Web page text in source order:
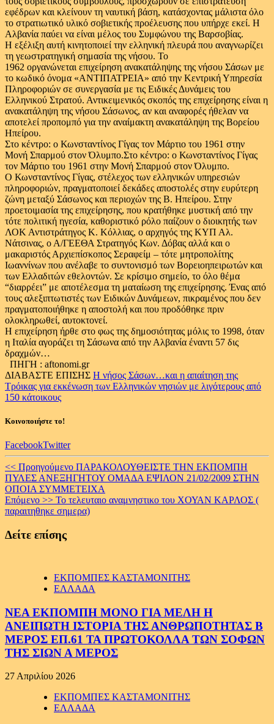
εφέδρων και κλείνουν τη ναυτική βάση, κατάσχοντας μάλιστα όλο
το στρατιωτικό υλικό σοβιετικής προέλευσης που υπήρχε εκεί. Η
Αλβανία παύει να είναι μέλος του Συμφώνου της Βαρσοβίας.
Η εξέλιξη αυτή κινητοποιεί την ελληνική πλευρά που αναγνωρίζει
τη γεωστρατηγική σημασία της νήσου. Το
1962 οργανώνεται επιχείρηση ανακατάληψης της νήσου Σάσων με
το κωδικό όνομα «ΑΝΤΙΠΑΤΡΕΙΑ» από την Κεντρική Υπηρεσία
Πληροφοριών σε συνεργασία με τις Ειδικές Δυνάμεις του
Ελληνικού Στρατού. Αντικειμενικός σκοπός της επιχείρησης είναι η
ανακατάληψη της νήσου Σάσωνος, αν και αναφορές ήθελαν να
αποτελεί προπομπό για την αναίμακτη ανακατάληψη της Βορείου
Ηπείρου.
Στο κέντρο: ο Κωνσταντίνος Γίγας τον Μάρτιο του 1961 στην
Μονή Σπαρμού στον Όλυμπο.Στο κέντρο: ο Κωνσταντίνος Γίγας
τον Μάρτιο του 1961 στην Μονή Σπαρμού στον Όλυμπο.
Ο Κωνσταντίνος Γίγας, στέλεχος των ελληνικών υπηρεσιών
πληροφοριών, πραγματοποιεί δεκάδες αποστολές στην ευρύτερη
ζώνη μεταξύ Σάσωνος και περιοχών της Β. Ηπείρου. Στην
προετοιμασία της επιχείρησης, που κρατήθηκε μυστική από την
τότε πολιτική ηγεσία, καθοριστικό ρόλο παίζουν ο διοικητής των
ΛΟΚ Αντιστράτηγος Κ. Κόλλιας, ο αρχηγός της ΚΥΠ Αλ.
Νάτσινας, ο Α/ΓΕΕΘΑ Στρατηγός Κων. Δόβας αλλά και ο
μακαριστός Αρχιεπίσκοπος Σεραφείμ – τότε μητροπολίτης
Ιωαννίνων που ανέλαβε το συντονισμό των Βορειοηπειρωτών και
των Ελλαδιτών εθελοντών. Σε κρίσιμο σημείο, το όλο θέμα
“διαρρέει” με αποτέλεσμα τη ματαίωση της επιχείρησης. Ένας από
τους αλεξιπτωτιστές των Eιδικών Δυνάμεων, πικραμένος που δεν
πραγματοποιήθηκε η αποστολή και που προδόθηκε πριν
ολοκληρωθεί, αυτοκτονεί.
Η επιχείρηση ήρθε στο φως της δημοσιότητας μόλις το 1998, όταν
η Ιταλία αγοράζει τη Σάσωνα από την Αλβανία έναντι 57 δις
δραχμών…
ΠΗΓΗ : aftonomi.gr
ΔΙΑΒΑΣΤΕ ΕΠΙΣΗΣ Η νήσος Σάσων…και η απαίτηση της
Τρόικας για εκκένωση των Ελληνικών νησιών με λιγότερους από
150 κάτοικους
Κοινοποιήστε το!
FacebookTwitter
Continue
Reading
<< Προηγούμενο ΠΑΡΑΚΟΛΟΥΘΕΙΣΤΕ ΤΗΝ ΕΚΠΟΜΠΗ
ΠΥΛΕΣ ΑΝΕΞΗΓΗΤΟΥ ΟΜΑΔΑ ΕΨΙΛΟΝ 21/02/2009 ΣΤΗΝ
ΟΠΟΙΑ ΣΥΜΜΕΤΕΙΧΑ
Επόμενο >> Το τελευταιο αναμνηστικο του ΧΟΥΑΝ ΚΑΡΛΟΣ (
παραιτηθηκε σημερα)
Δείτε επίσης
ΕΚΠΟΜΠΕΣ ΚΑΣΤΑΜΟΝΙΤΗΣ
ΕΛΛΑΔΑ
ΝΕΑ ΕΚΠΟΜΠΗ ΜΟΝΟ ΓΙΑ ΜΕΛΗ Η
ΑΝΕΙΠΩΤΗ ΙΣΤΟΡΙΑ ΤΗΣ ΑΝΘΡΩΠΟΤΗΤΑΣ Β
ΜΕΡΟΣ ΕΠ.61 ΤΑ ΠΡΩΤΟΚΟΛΛΑ ΤΩΝ ΣΟΦΩΝ
ΤΗΣ ΣΙΩΝ Α ΜΕΡΟΣ
27 Απριλίου 2026
ΕΚΠΟΜΠΕΣ ΚΑΣΤΑΜΟΝΙΤΗΣ
ΕΛΛΑΔΑ